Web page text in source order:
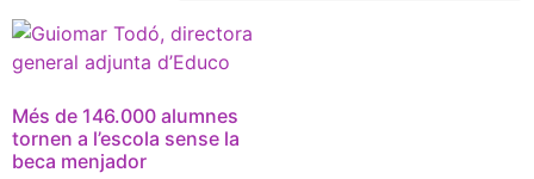
Més de 146.000 alumnes
tornen a l’escola sense la
beca menjador